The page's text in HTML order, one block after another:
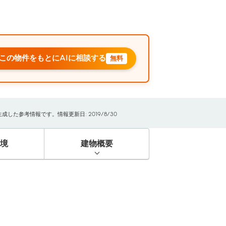
の物件をもとにAIに相談する 無料
成した参考情報です。情報更新日: 2019/8/30
建物概要